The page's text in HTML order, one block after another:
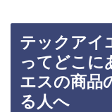
テックアイ
ってどこに
エスの商品
る人へ